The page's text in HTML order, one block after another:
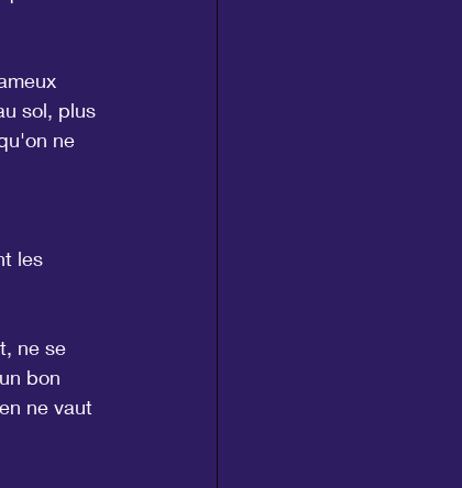
sol, plus
ne
les
ne se
bon
ne vaut